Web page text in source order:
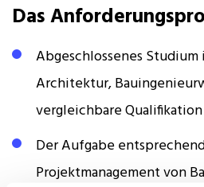
Das
Abgeschlossenes
Architektur,
vergleichbare Qualifikation
Der Aufgabe
Projektmanagement von